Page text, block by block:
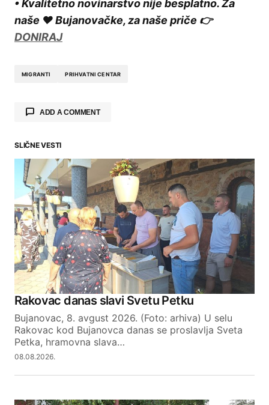
• Kvalitetno novinarstvo nije besplatno. Za
naše ❤️ Bujanovačke, za naše priče 👉
DONIRAJ
MIGRANTI PRIHVATNI CENTAR
ADD A COMMENT
Your email address will not be published.
Required fields are marked*
Comment*
Your Name
Your E-mail
SLIČNE VESTI
Rakovac danas slavi Svetu Petku
Bujanovac, 8. avgust 2026. (Foto: arhiva) U selu
Rakovac kod Bujanovca danas se proslavlja Sveta
Petka, hramovna slava…
08.08.2026.